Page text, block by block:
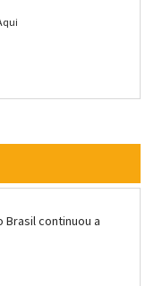
Brasil continuou a